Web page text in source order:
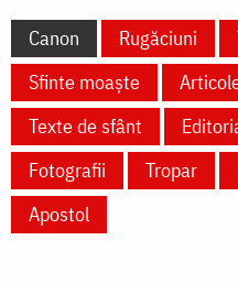
Canon Rugăciuni
Sfinte moaște
Texte de sfânt
Fotografii
Tropar
Apostol